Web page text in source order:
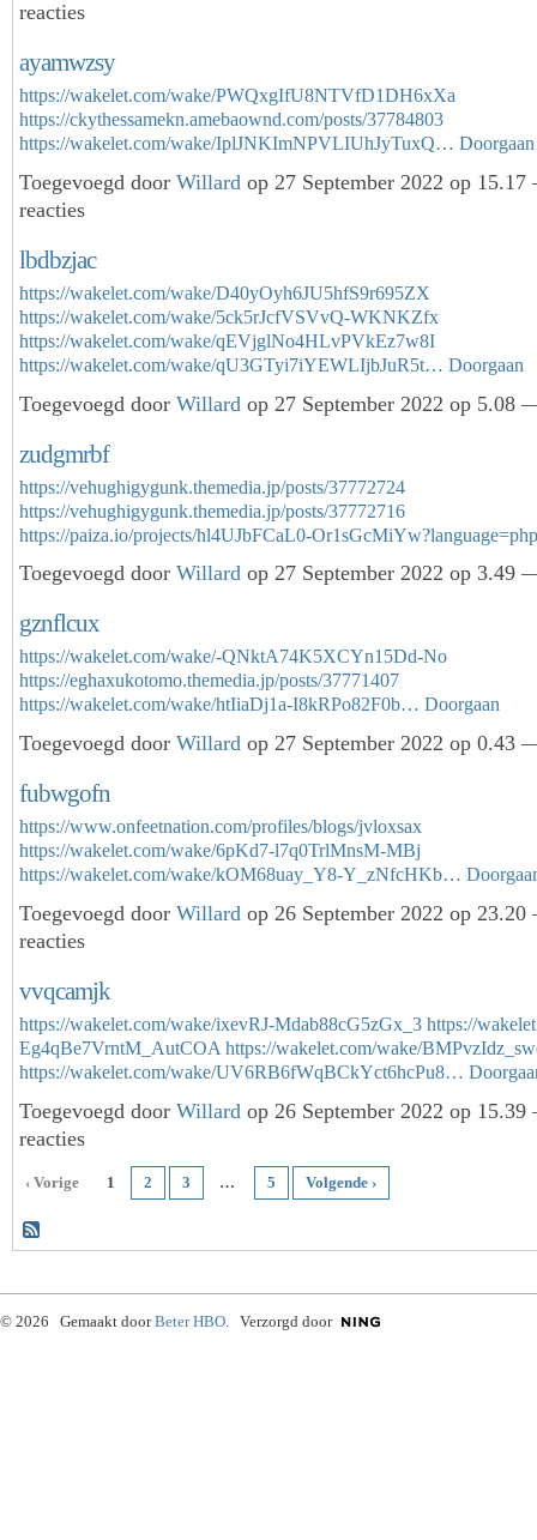
reacties
ayamwzsy
https://wakelet.com/wake/PWQxgIfU8NTVfD1DH6xXa
https://ckythessamekn.amebaownd.com/posts/37784803
https://wakelet.com/wake/IplJNKImNPVLIUhJyTuxQ… Doorgaan
Toegevoegd door Willard op 27 September 2022 op
reacties
lbdbzjac
https://wakelet.com/wake/D40yOyh6JU5hfS9r695ZX
https://wakelet.com/wake/5ck5rJcfVSVvQ-WKNKZfx
https://wakelet.com/wake/qEVjglNo4HLvPVkEz7w8I
https://wakelet.com/wake/qU3GTyi7iYEWLIjbJuR5t… Doorgaan
Toegevoegd door Willard op 27 September 2022 op 5.08
zudgmrbf
https://vehughigygunk.themedia.jp/posts/37772724
https://vehughigygunk.themedia.jp/posts/37772716
https://paiza.io/projects/hl4UJbFCaL0-
Toegevoegd door Willard op 27 September 2022 op 3.49
gznflcux
https://wakelet.com/wake/-QNktA74K5XCYn15Dd-No
https://eghaxukotomo.themedia.jp/posts/37771407
https://wakelet.com/wake/htIiaDj1a-I8kRPo82F0b… Doorgaan
Toegevoegd door Willard op 27 September 2022 op 0.43
fubwgofn
https://www.onfeetnation.com/profiles/blogs/jvloxsax
https://wakelet.com/wake/6pKd7-l7q0TrlMnsM-MBj
https://wakelet.com/wake/kOM68uay_Y8-Y_zNfcHKb…
Toegevoegd door Willard op 26 September 2022 op
reacties
vvqcamjk
https://wakelet.com/wake/ixevRJ-Mdab88cG5zGx_3 https://
Eg4qBe7VrntM_AutCOA https://wakelet.com/wake/
https://wakelet.com/wake/UV6RB6fWqBCkYct6hcPu8…
Toegevoegd door Willard op 26 September 2022 op
reacties
‹ Vorige 1 2 3 … 5 Volgende ›
© 2026 Gemaakt doorBeter HBO. Verzorgd door